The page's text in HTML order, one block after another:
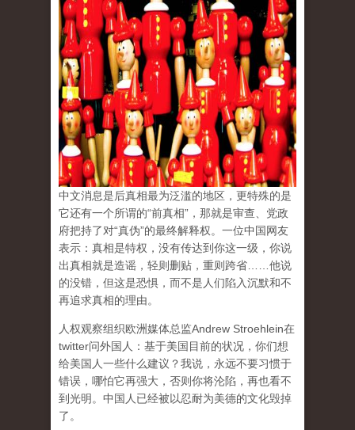
中文消息是后真相最为泛滥的地区，更特殊的是
它还有一个所谓的“前真相”，那就是审查、党政
府把持了对“真伪”的最终解释权。一位中国网友
表示：真相是特权，没有传达到你这一级，你说
出真相就是造谣，轻则删贴，重则跨省……他说
的没错，但这是恐惧，而不是人们陷入沉默和不
再追求真相的理由。
人权观察组织欧洲媒体总监Andrew Stroehlein在
twitter问外国人：基于美国目前的状况，你们想
给美国人一些什么建议？我说，永远不要习惯于
错误，哪怕它再强大，否则你将沦陷，再也看不
到光明。中国人已经被以忍耐为美德的文化毁掉
了。